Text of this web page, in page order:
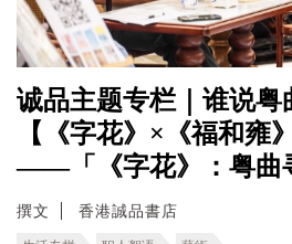
诚品主题专栏｜谁说粤
【《字花》×《福和雍
——「《字花》：粤曲
撰文 香港誠品書店